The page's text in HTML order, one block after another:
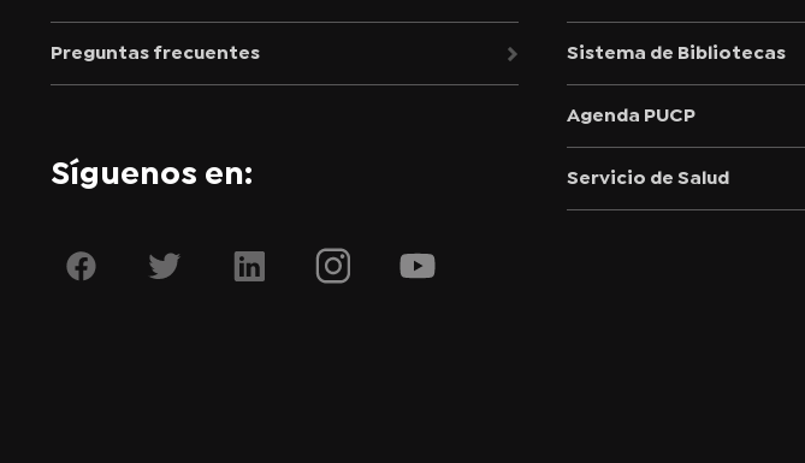
Preguntas frecuentes
Síguenos en:
Sistema de Bibliotecas
Agenda PUCP
Servicio de Salud